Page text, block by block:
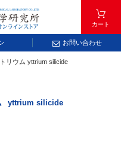
カート
お問い合わせ
索する
拡大した表から元素記号をタップ
リウム yttrium silicide
yttrium silicide